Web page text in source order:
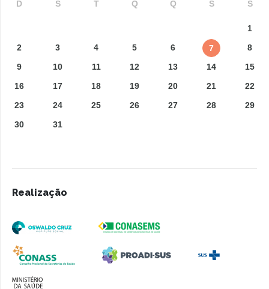
D S T Q Q S S
1
2
3 4 5 6 7
8
9
10 11 12 13 14
15
16
17 18 19 20 21
22
23
24 25 26 27 28
29
30
31
Realização